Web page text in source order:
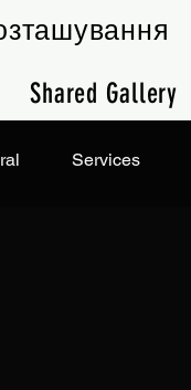
Shared Gallery
Services